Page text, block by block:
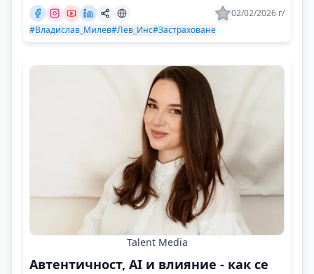
02/02/2026 г/
#Владислав_Милев#Лев_Инс#Застраховане
Talent Media
Автентичност, AI и влияние - как се